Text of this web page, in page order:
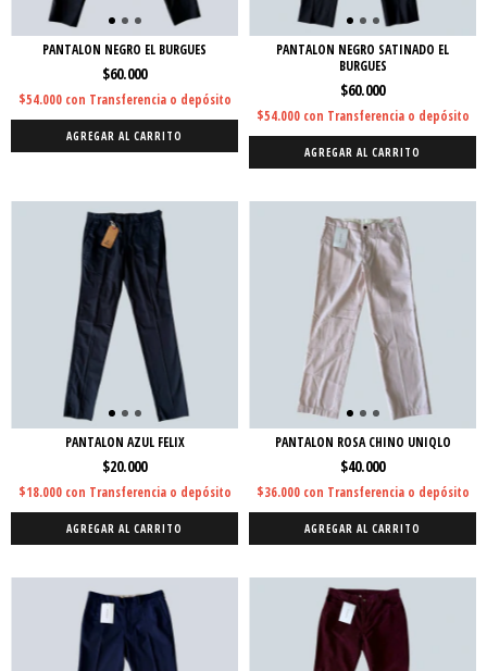
PANTALON NEGRO EL BURGUES
$60.000
$54.000 con Transferencia o depósito
AGREGAR AL CARRITO
PANTALON NEGRO SATINADO EL
BURGUES
$60.000
$54.000 con Transferencia o depósito
AGREGAR AL CARRITO
PANTALON AZUL FELIX
$20.000
$18.000 con Transferencia o depósito
AGREGAR AL CARRITO
PANTALON ROSA CHINO UNIQLO
$40.000
$36.000 con Transferencia o depósito
AGREGAR AL CARRITO